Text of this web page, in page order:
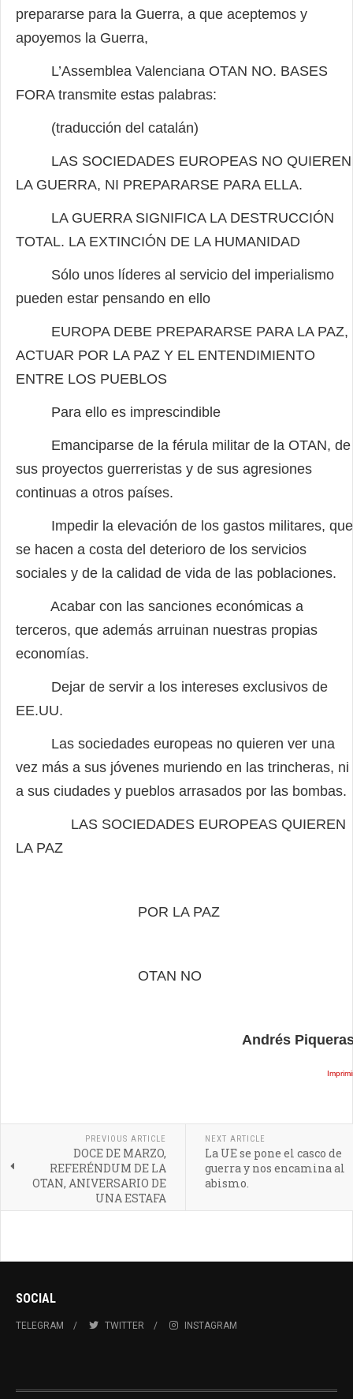
prepararse para la Guerra, a que aceptemos y
apoyemos la Guerra,
L’Assemblea Valenciana OTAN NO. BASES
FORA transmite estas palabras:
(traducción del catalán)
LAS SOCIEDADES EUROPEAS NO QUIEREN
LA GUERRA, NI PREPARARSE PARA ELLA.
LA GUERRA SIGNIFICA LA DESTRUCCIÓN
TOTAL. LA EXTINCIÓN DE LA HUMANIDAD
Sólo unos líderes al servicio del imperialismo
pueden estar pensando en ello
EUROPA DEBE PREPARARSE PARA LA PAZ,
ACTUAR POR LA PAZ Y EL ENTENDIMIENTO
ENTRE LOS PUEBLOS
Para ello es imprescindible
Emanciparse de la férula militar de la OTAN, de
sus proyectos guerreristas y de sus agresiones
continuas a otros países.
Impedir la elevación de los gastos militares, que
se hacen a costa del deterioro de los servicios
sociales y de la calidad de vida de las poblaciones.
Acabar con las sanciones económicas a
terceros, que además arruinan nuestras propias
economías.
Dejar de servir a los intereses exclusivos de
EE.UU.
Las sociedades europeas no quieren ver una
vez más a sus jóvenes muriendo en las trincheras, ni
a sus ciudades y pueblos arrasados por las bombas.
LAS SOCIEDADES EUROPEAS QUIEREN
LA PAZ
POR LA PAZ
OTAN NO
Andrés
PREVIOUS ARTICLE
DOCE DE MARZO,
REFERÉNDUM DE LA
OTAN, ANIVERSARIO DE
UNA ESTAFA
NEXT ARTICLE
La UE se pone el casco de
guerra y nos encamina al
abismo.
SOCIAL
TELEGRAM TWITTER INSTAGRAM